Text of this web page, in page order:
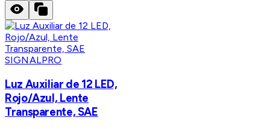
SIGNALPRO
Luz Auxiliar de 12 LED,
Rojo/Azul, Lente
Transparente, SAE